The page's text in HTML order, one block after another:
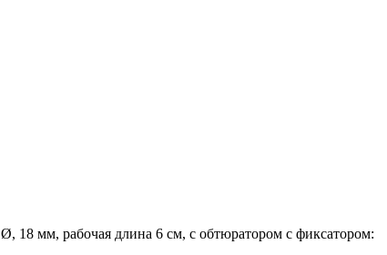
18 мм, рабочая длина 6 см, с обтюратором с фиксатором: